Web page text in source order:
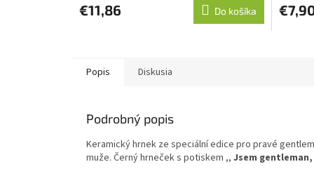
€11,86 Do košíka
Popis Diskusia
Podrobný popis
Keramický hrnek ze speciální edice pro pravé
muže. Černý hrneček s potiskem ,, Jsem